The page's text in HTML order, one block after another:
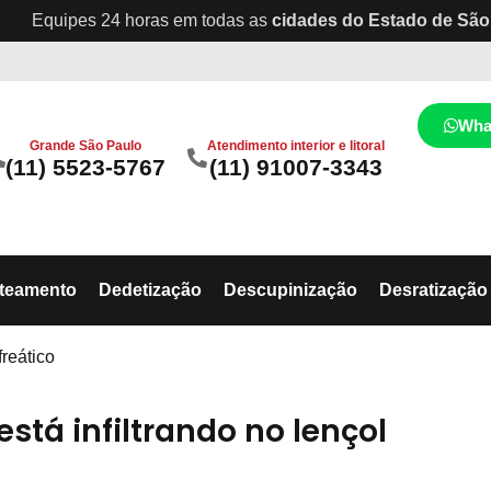
Equipes 24 horas em todas as cidades do Estado de
Grande São Paulo
(11) 5523-5767
Atendimento interior e litoral
(11) 91007-3343
Dedetização Descupinização Desratização
infiltrando no lençol